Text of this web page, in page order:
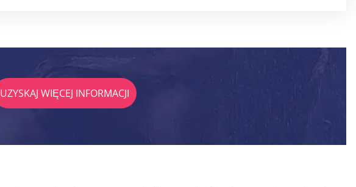
UZYSKAJ WIĘCEJ INFORMACJI